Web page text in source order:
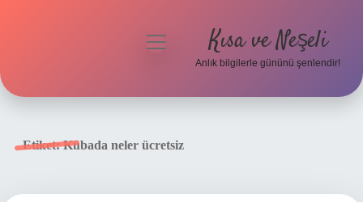
menüyü
Kısa ve Neşeli
Anlık bilgilerle gününü şenlendir!
Etiket:Kübada neler ücretsiz